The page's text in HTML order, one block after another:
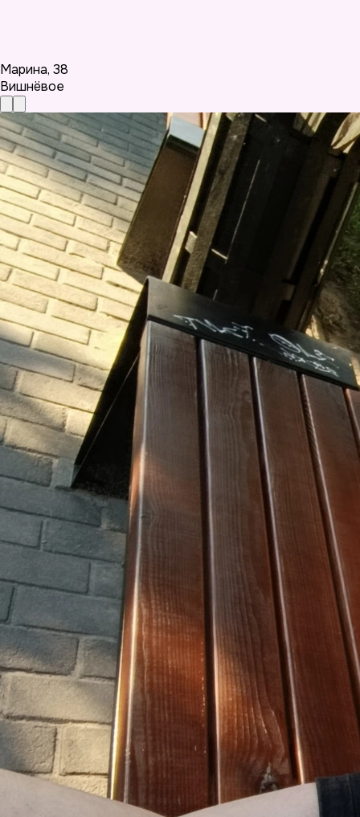
Марина, 38
Вишнёвое